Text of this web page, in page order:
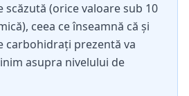
scăzută (orice valoare sub 10
ceea ce înseamnă că și
carbohidrați prezentă va
asupra nivelului de